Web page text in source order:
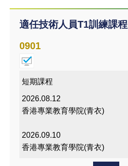
適任技術人員T1訓練課程
0901
短期課程
2026.08.12
香港專業教育學院(青衣)
2026.09.10
香港專業教育學院(青衣)